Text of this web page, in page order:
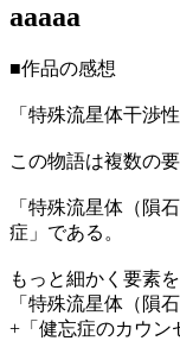
aaaaa
■作品の感想
「特殊流星体干渉
この物語は複数の
「特殊流星体（隕
症」である。
もっと細かく要素
「特殊流星体（隕
+「健忘症のカウン